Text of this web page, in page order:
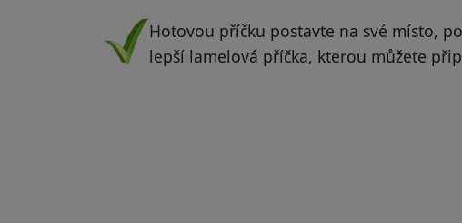
Hotovou příčku postavte na své místo,
lepší lamelová příčka, kterou můžete